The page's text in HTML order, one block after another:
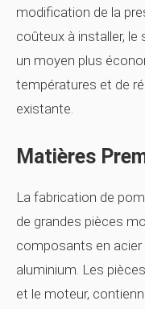
modification de la
coûteux à installer,
un moyen plus
températures et de
existante.
Matières
La fabrication de
de grandes pièces
composants en acier
aluminium. Les
et le moteur,